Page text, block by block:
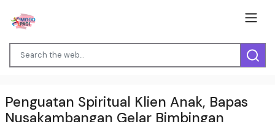
Penguatan Spiritual Klien Anak, Bapas
Nusakambangan Gelar Bimbingan